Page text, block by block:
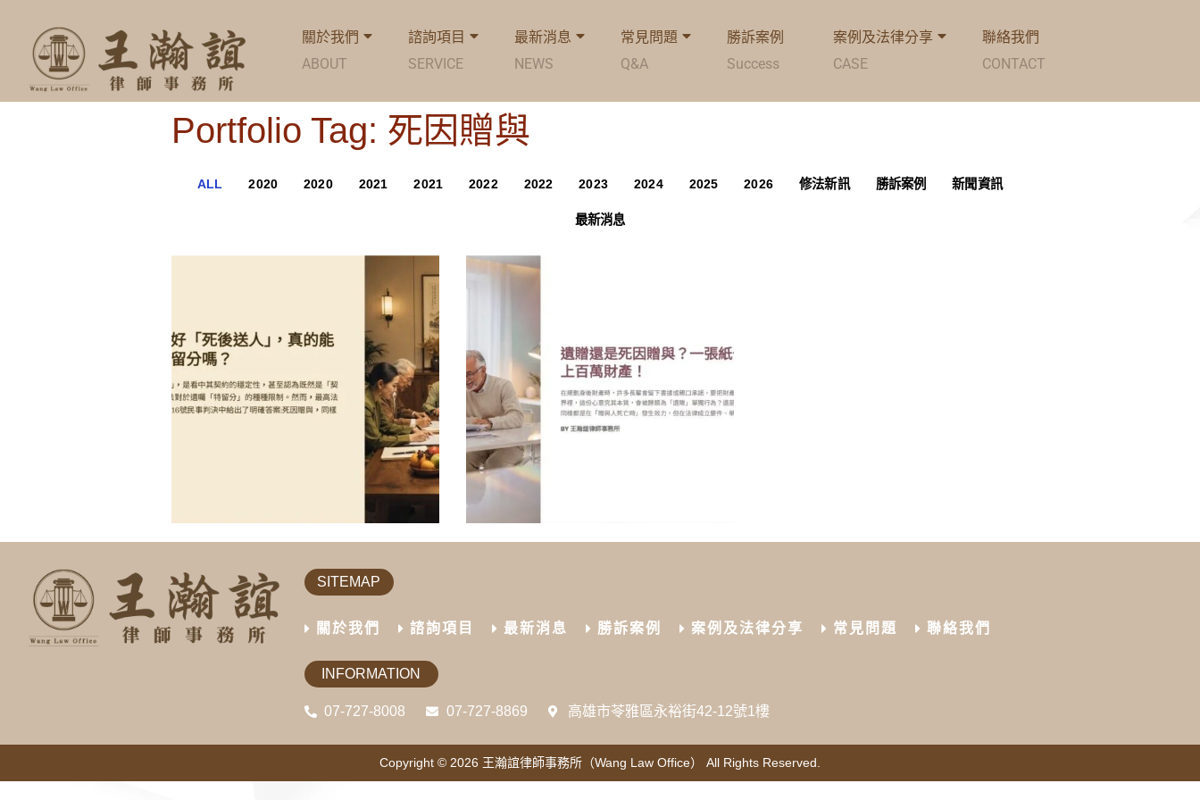
關於我們
ABOUT
諮詢項目
SERVICE
最新消息
NEWS
常見問題
Q&A
勝訴案例
Success
案例及法律分享
CASE
聯絡我們
CONTACT
Portfolio Tag: 死因贈與
ALL 2020 2020 2021 2021 2022 2022 2023 2024 2025 2026 修法新訊 勝訴案例 新聞資訊
最新消息
SITEMAP
關於我們 諮詢項目 最新消息 勝訴案例 案例及法律分享 常見問題 聯絡我們
INFORMATION
07-727-8008 07-727-8869 高雄市苓雅區永裕街42-12號1樓
Copyright © 2026 王瀚誼律師事務所（Wang Law Office） All Rights Reserved.